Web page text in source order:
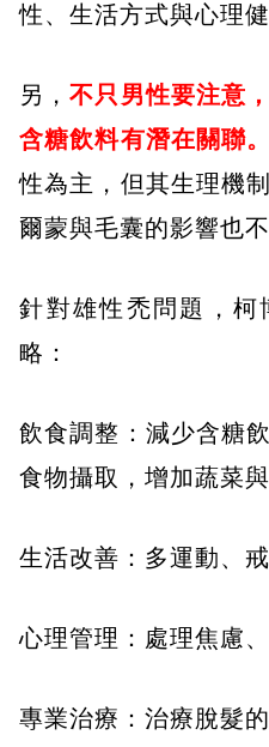
性、生活方式與心理
另，不只男性要注意
含糖飲料有潛在關聯
性為主，但其生理機
爾蒙與毛囊的影響也不
針對雄性禿問題，柯
略：
飲食調整：減少含糖
食物攝取，增加蔬菜
生活改善：多運動、
心理管理：處理焦慮
專業治療：治療脫髮